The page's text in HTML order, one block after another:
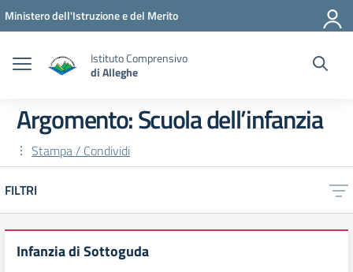
Vai ai contenuti
Vai al menu di navigazione
Vai al footer
Ministero dell'Istruzione e del Merito
Istituto Comprensivo
di Alleghe
Argomento: Scuola dell’infanzia
Stampa / Condividi
FILTRI
Infanzia di Sottoguda